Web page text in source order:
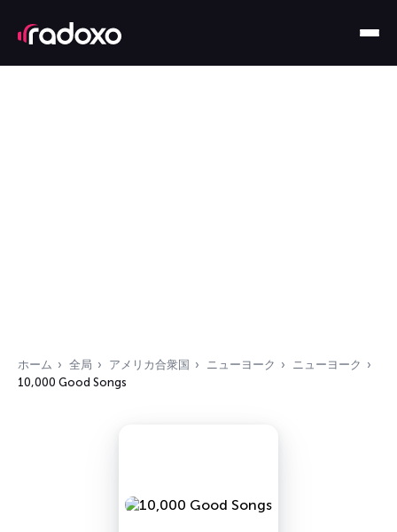
ホーム 全局 アメリカ合衆国 ニューヨーク
ニューヨーク
10,000 Good Songs